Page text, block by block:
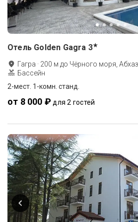
Отель Golden Gagra 3★
Гагра · 200 м до Чёрного моря,
Бассейн
2-мест. 1-комн. станд.
от 8 000 ₽ для 2 гостей